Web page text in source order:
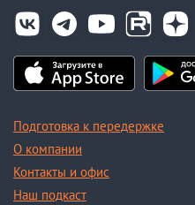
Подготовка к передержке
О компании
Контакты и офис
Наш подкаст